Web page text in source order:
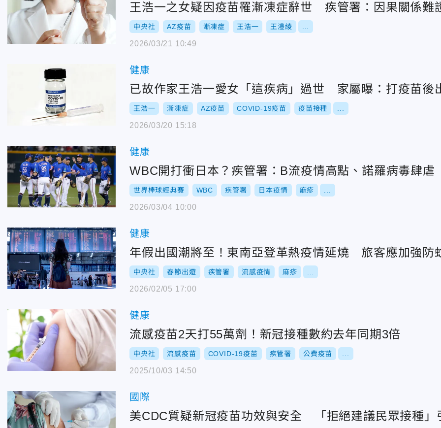
王浩一之女疑因疫苗罹漸凍症辭世 疾管署：因果關係難
中央社 AZ疫苗 漸凍症 王浩一 王澧綾
2026/03/21 10:49
健康
已故作家王浩一愛女「這疾病」過世 家屬曝：打疫苗後
王浩一 漸凍症 AZ疫苗 COVID-19疫苗 疫苗接種
2026/03/20 15:18
健康
WBC開打衝日本？疾管署：B流疫情高點、諾羅病毒肆虐
世界棒球經典賽 WBC 疾管署 日本疫情 麻疹
2026/03/04 10:00
健康
年假出國潮將至！東南亞登革熱疫情延燒 旅客應加強防
中央社 春節出遊 疾管署 流感疫情 麻疹
2026/02/05 17:00
健康
流感疫苗2天打55萬劑！新冠接種數約去年同期3倍
中央社 流感疫苗 COVID-19疫苗 疾管署 公費疫苗
2025/10/03 14:50
國際
美CDC質疑新冠疫苗功效與安全 「拒絕建議民眾接種」